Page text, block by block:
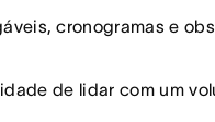
cronogramas e
de lidar com um